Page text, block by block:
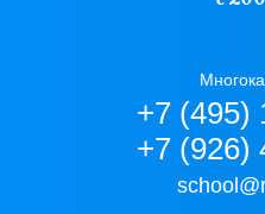
+7 (495)
+7 (926)